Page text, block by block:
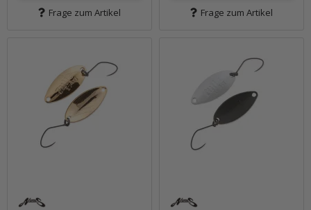
Frage zum Artikel Frage zum Artikel